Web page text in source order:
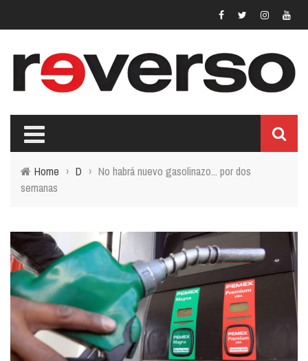
Home › D › No habrá nuevo gasolinazo... por dos
semanas